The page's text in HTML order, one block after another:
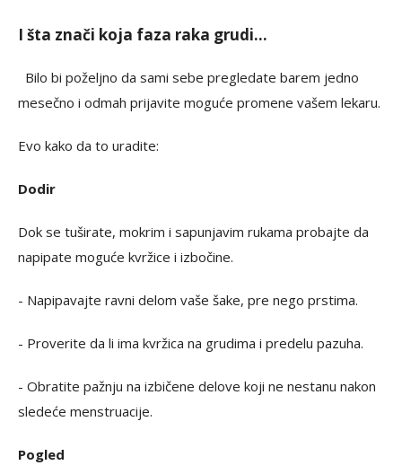
I šta znači koja faza raka grudi...
Bilo bi poželjno da sami sebe pregledate barem jedno
mesečno i odmah prijavite moguće promene vašem lekaru.
Evo kako da to uradite:
Dodir
Dok se tuširate, mokrim i sapunjavim rukama probajte da
napipate moguće kvržice i izbočine.
- Napipavajte ravni delom vaše šake, pre nego prstima.
- Proverite da li ima kvržica na grudima i predelu pazuha.
- Obratite pažnju na izbičene delove koji ne nestanu nakon
sledeće menstruacije.
Pogled